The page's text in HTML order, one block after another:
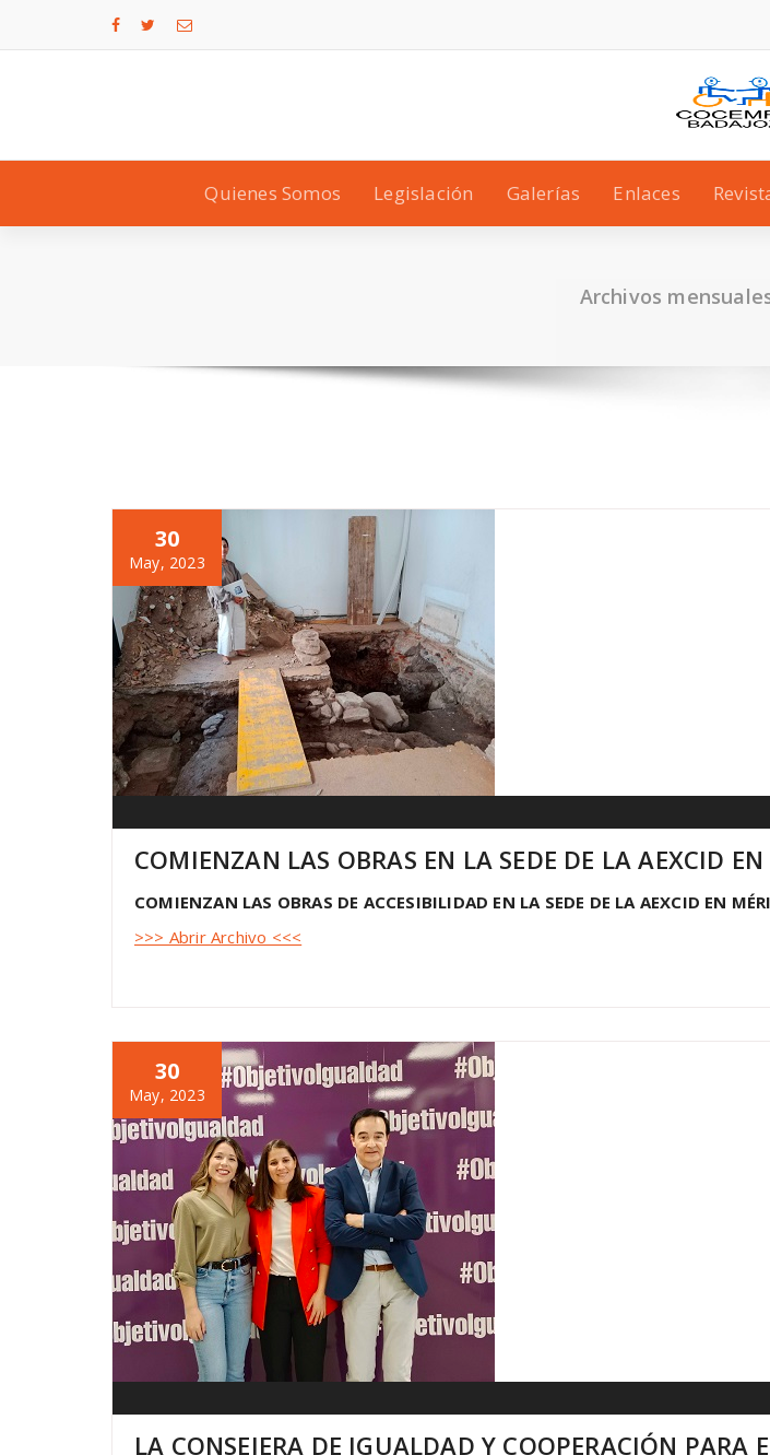
Quienes Somos Legislación Galerías Enlaces
Archivos
30
May, 2023
COMIENZAN LAS OBRAS EN LA SEDE DE LA AEXCID
COMIENZAN LAS OBRAS DE ACCESIBILIDAD EN LA SEDE DE LA AEXCID EN
>>> Abrir Archivo <<<
30
May, 2023
LA CONSEJERA DE IGUALDAD Y COOPERACIÓN PARA